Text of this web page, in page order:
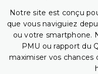
Notre site est conçu
que vous naviguiez
ou votre smartphone.
PMU ou rapport du
maximiser vos chances